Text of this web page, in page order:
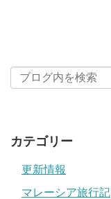
カテゴリー
更新情報
マレーシア旅行記